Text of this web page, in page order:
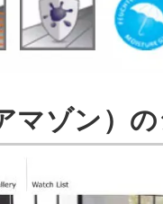
マゾン）